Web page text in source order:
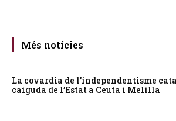
Més notícies
La covardia de l’independentisme
caiguda de l’Estat a Ceuta i Melilla